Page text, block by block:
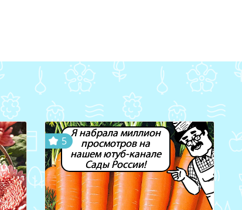
Я набрала миллион
просмотров на
нашем ютуб-канале
Сады России!
5